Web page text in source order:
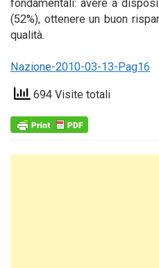
fondamentali: avere a
(52%), ottenere un buon
qualità.
Nazione-2010-03-13-Pag16
694 Visite totali